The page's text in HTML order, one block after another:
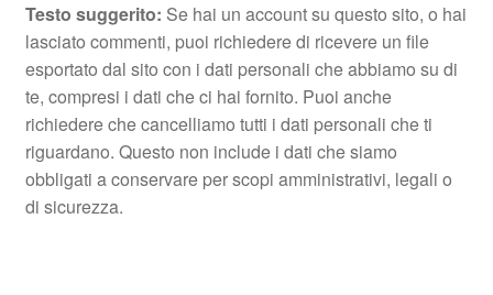
Testo suggerito: Se hai un account su questo sito, o hai
lasciato commenti, puoi richiedere di ricevere un file
esportato dal sito con i dati personali che abbiamo su di
te, compresi i dati che ci hai fornito. Puoi anche
richiedere che cancelliamo tutti i dati personali che ti
riguardano. Questo non include i dati che siamo
obbligati a conservare per scopi amministrativi, legali o
di sicurezza.